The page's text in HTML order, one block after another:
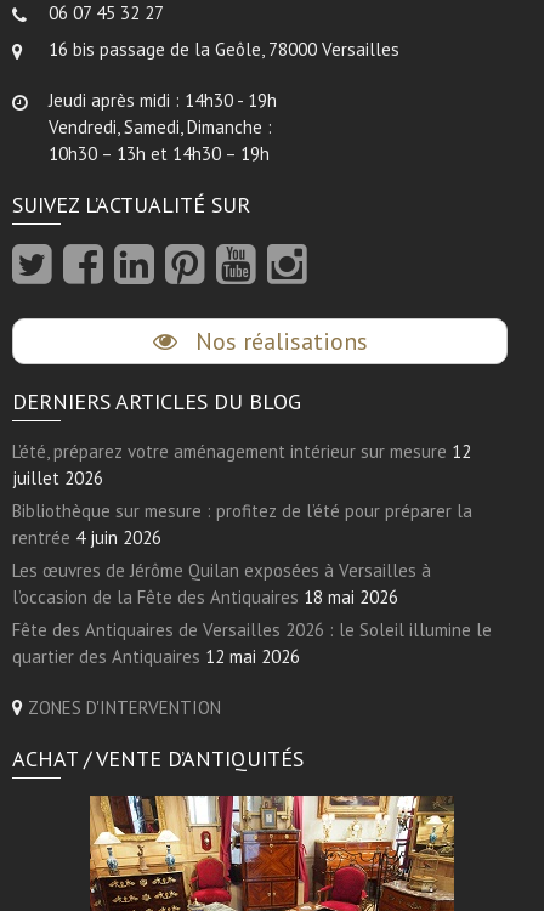
06 07 45 32 27
16 bis passage de la Geôle, 78000 Versailles
Jeudi après midi : 14h30 - 19h
Vendredi, Samedi, Dimanche :
10h30 – 13h et 14h30 – 19h
SUIVEZ L’ACTUALITÉ SUR
Nos réalisations
DERNIERS ARTICLES DU BLOG
L’été, préparez votre aménagement intérieur sur mesure 12
juillet 2026
Bibliothèque sur mesure : profitez de l’été pour préparer la
rentrée 4 juin 2026
Les œuvres de Jérôme Quilan exposées à Versailles à
l’occasion de la Fête des Antiquaires 18 mai 2026
Fête des Antiquaires de Versailles 2026 : le Soleil illumine le
quartier des Antiquaires 12 mai 2026
ZONES D'INTERVENTION
ACHAT / VENTE D’ANTIQUITÉS